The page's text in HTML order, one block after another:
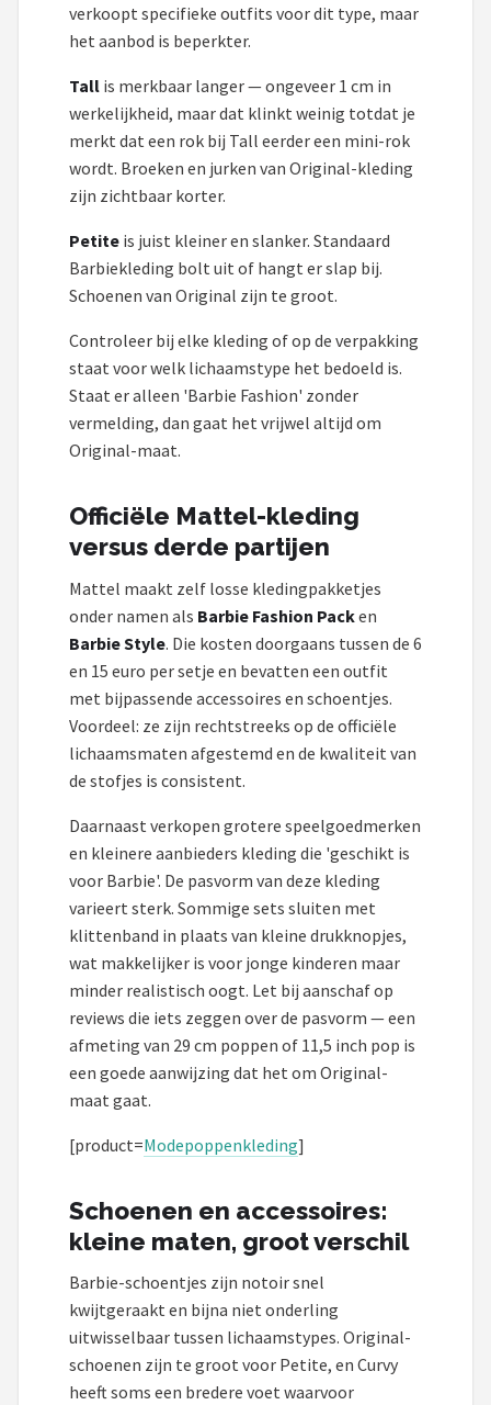
verkoopt specifieke outfits voor dit type, maar
het aanbod is beperkter.
Tall is merkbaar langer — ongeveer 1 cm in
werkelijkheid, maar dat klinkt weinig totdat je
merkt dat een rok bij Tall eerder een mini-rok
wordt. Broeken en jurken van Original-kleding
zijn zichtbaar korter.
Petite is juist kleiner en slanker. Standaard
Barbiekleding bolt uit of hangt er slap bij.
Schoenen van Original zijn te groot.
Controleer bij elke kleding of op de verpakking
staat voor welk lichaamstype het bedoeld is.
Staat er alleen 'Barbie Fashion' zonder
vermelding, dan gaat het vrijwel altijd om
Original-maat.
Officiële Mattel-kleding
versus derde partijen
Mattel maakt zelf losse kledingpakketjes
onder namen als Barbie Fashion Packen
Barbie Style. Die kosten doorgaans tussen de 6
en 15 euro per setje en bevatten een outfit
met bijpassende accessoires en schoentjes.
Voordeel: ze zijn rechtstreeks op de officiële
lichaamsmaten afgestemd en de kwaliteit van
de stofjes is consistent.
Daarnaast verkopen grotere speelgoedmerken
en kleinere aanbieders kleding die 'geschikt is
voor Barbie'. De pasvorm van deze kleding
varieert sterk. Sommige sets sluiten met
klittenband in plaats van kleine drukknopjes,
wat makkelijker is voor jonge kinderen maar
minder realistisch oogt. Let bij aanschaf op
reviews die iets zeggen over de pasvorm — een
afmeting van 29 cm poppen of 11,5 inch pop is
een goede aanwijzing dat het om Original-
maat gaat.
[product=Modepoppenkleding]
Schoenen en accessoires:
kleine maten, groot verschil
Barbie-schoentjes zijn notoir snel
kwijtgeraakt en bijna niet onderling
uitwisselbaar tussen lichaamstypes. Original-
schoenen zijn te groot voor Petite, en Curvy
heeft soms een bredere voet waarvoor